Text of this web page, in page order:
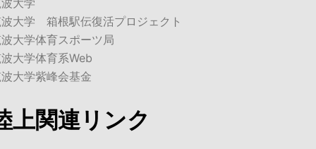
大学
大学 箱根駅伝復活プロジェクト
大学体育スポーツ局
大学体育系Web
大学紫峰会基金
上関連リンク